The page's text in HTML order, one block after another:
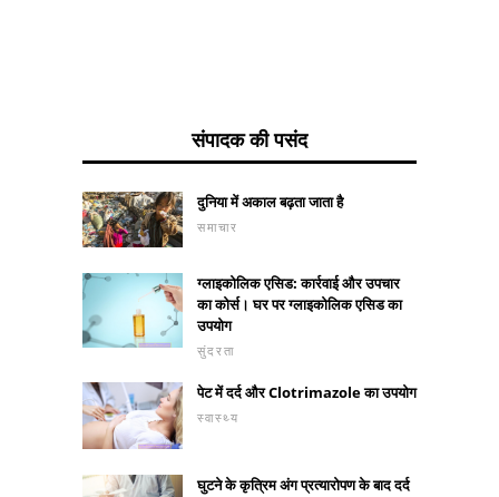
संपादक की पसंद
दुनिया में अकाल बढ़ता जाता है
समाचार
ग्लाइकोलिक एसिड: कार्रवाई और उपचार
का कोर्स। घर पर ग्लाइकोलिक एसिड का
उपयोग
सुंदरता
पेट में दर्द और Clotrimazole का उपयोग
स्वास्थ्य
घुटने के कृत्रिम अंग प्रत्यारोपण के बाद दर्द